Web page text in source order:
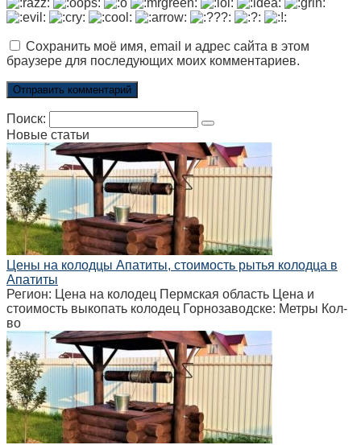
Сохранить моё имя, email и адрес сайта в этом
браузере для последующих моих комментариев.
Поиск:
Новые статьи
Цены на колодцы Апатиты, стоимость рытья колодца в
Апатиты
Регион: Цена на колодец Пермская область Цена и
стоимость выкопать колодец Горнозаводске: Метры Кол-
во